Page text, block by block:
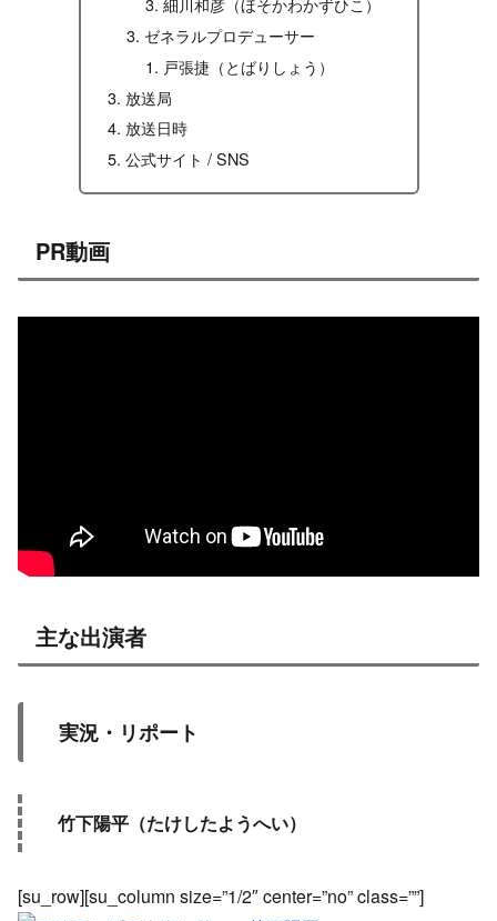
ゼネラルプロデューサー
戸張捷（とばりしょう）
放送局
放送日時
公式サイト / SNS
PR動画
主な出演者
実況・リポート
竹下陽平（たけしたようへい）
[su_row][su_column size=”1/2″ center=”no” class=””]